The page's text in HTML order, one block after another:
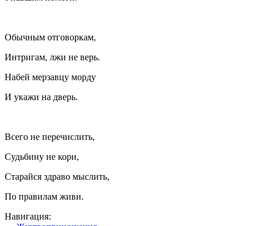
Обычным отговоркам,
Интригам, лжи не верь.
Набей мерзавцу морду
И укажи на дверь.
Всего не перечислить,
Судьбину не кори,
Старайся здраво мыслить,
По правилам живи.
Навигация: